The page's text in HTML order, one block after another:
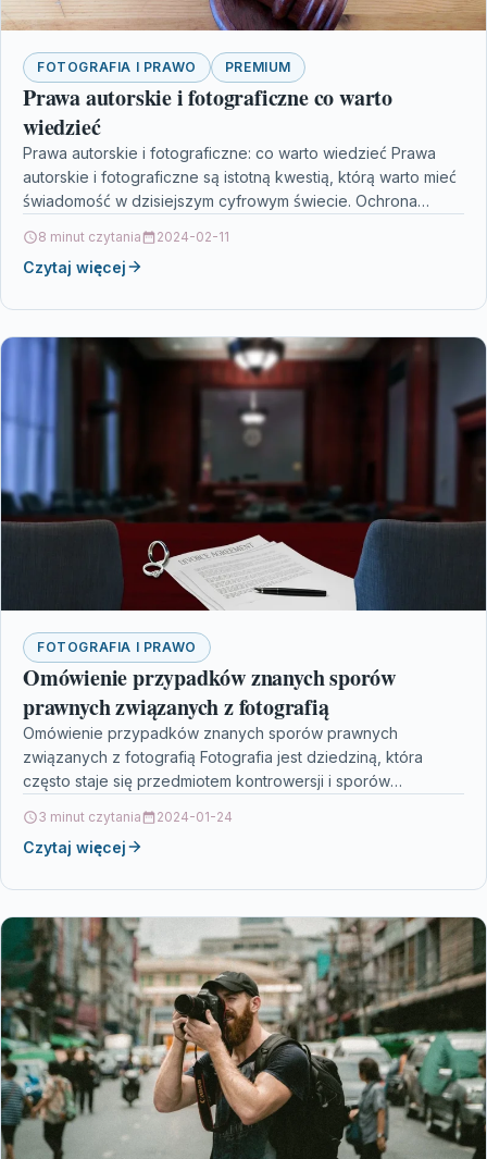
FOTOGRAFIA I PRAWO PREMIUM
Prawa autorskie i fotograficzne co warto
wiedzieć
Prawa autorskie i fotograficzne: co warto wiedzieć Prawa
autorskie i fotograficzne są istotną kwestią, którą warto mieć
świadomość w dzisiejszym cyfrowym świecie. Ochrona
8 minut czytania 2024-02-11
Czytaj więcej
FOTOGRAFIA I PRAWO
Omówienie przypadków znanych sporów
prawnych związanych z fotografią
Omówienie przypadków znanych sporów prawnych
związanych z fotografią Fotografia jest dziedziną, która
często staje się przedmiotem kontrowersji i sporów
3 minut czytania 2024-01-24
Czytaj więcej